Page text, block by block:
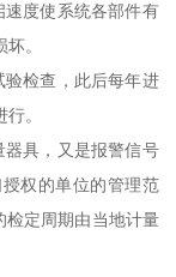
度使系统各部件有
。
检查，此后每年进
。
具，又是报警信号
权的单位的管理范
检定周期由当地计量